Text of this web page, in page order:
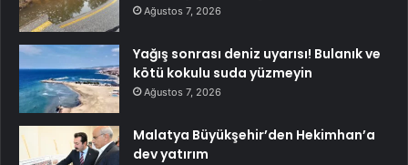
Ağustos 7, 2026
Yağış sonrası deniz uyarısı! Bulanık ve
kötü kokulu suda yüzmeyin
Ağustos 7, 2026
Malatya Büyükşehir’den Hekimhan’a
dev yatırım